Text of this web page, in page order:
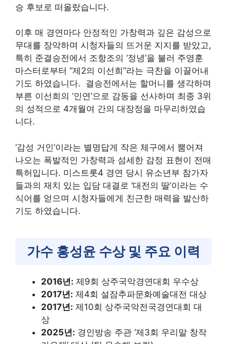
승 후보로 떠올랐습니다.
이후 매 경연마다 안정적인 가창력과 깊은 감성으로
무대를 장악하며 시청자들의 뜨거운 지지를 받았고,
특히 준결승전에서 조항조의 ‘정녕’을 불러 주영훈
마스터로부터 “제2의 이선희”라는 극찬을 이끌어내
기도 하였습니다. 결승전에서는 할머니를 생각하며
부른 이선희의 ‘인연’으로 감동을 선사하며 최종 3위
의 성적으로 4개월여 간의 대장정을 마무리하였습
니다.
‘감성 거인’이라는 별명답게 작은 체구에서 뿜어져
나오는 폭발적인 가창력과 섬세한 감정 표현이 전매
특허입니다. 미스트롯4 경연 당시 유소년부 참가자
들과의 재치 있는 입담 대결로 ‘대전의 딸’이라는 수
식어를 얻으며 시청자들에게 친근한 매력을 발산하
기도 하였습니다.
가수 홍성윤 수상 및 주요 이력
2016년: 제9회 상주국악경연대회 우수상
2017년: 제4회 설잠추파문화예술대전 대상
2017년: 제10회 상주국악전국경연대회 대
상
2025년: 경인방송 주관 ‘제3회 우리말 창작